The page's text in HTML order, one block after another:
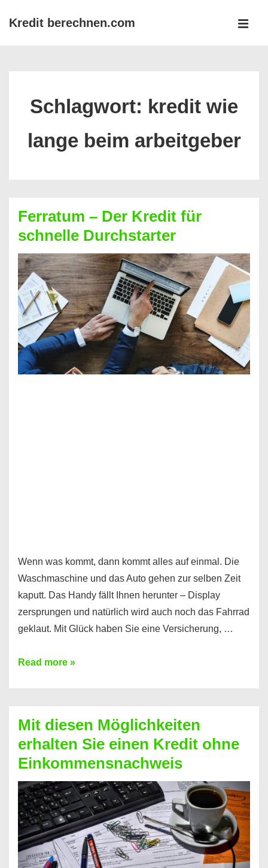
ZumKredit berechnen.com
Schlagwort: kredit wie
lange beim arbeitgeber
Ferratum – Der Kredit für
schnelle Durchstarter
Wenn was kommt, dann kommt alles auf einmal. Die
Waschmaschine und das Auto gehen zur selben Zeit
kaputt. Das Handy fällt Ihnen herunter – Display
zersprungen und natürlich wird auch noch das Fahrrad
geklaut. Mit Glück haben Sie eine Versicherung, …
Ferratum
für
schnelle
Durchstarter
Read more »
Mit diesen Möglichkeiten
erhalten Sie einen Kredit ohne
Einkommensnachweis